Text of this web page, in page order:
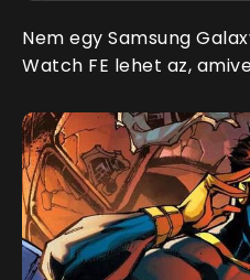
Nem egy Samsung
Watch FE lehet az,